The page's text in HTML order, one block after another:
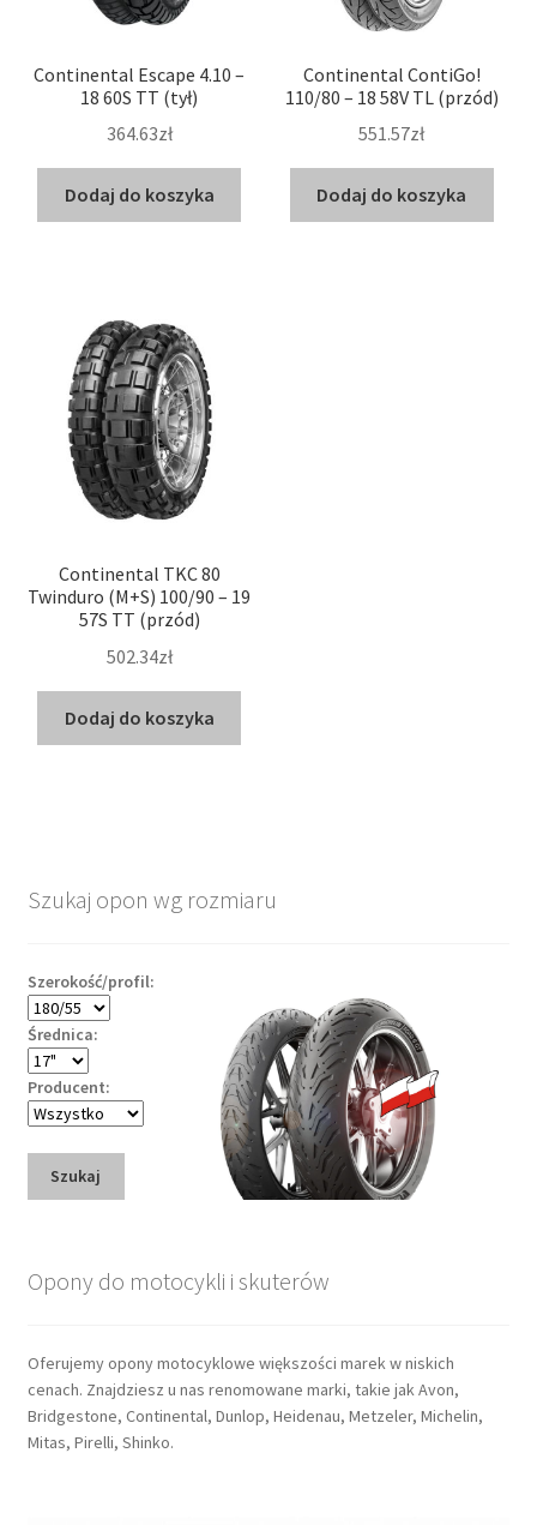
Continental Escape 4.10 –
18 60S TT (tył)
364.63zł
Dodaj do koszyka
Continental ContiGo!
110/80 – 18 58V TL (przód)
551.57zł
Dodaj do koszyka
Continental TKC 80
Twinduro (M+S) 100/90 – 19
57S TT (przód)
502.34zł
Dodaj do koszyka
Szukaj opon wg rozmiaru
Szerokość/profil:
Średnica:
Producent:
Szukaj
Opony do motocykli i skuterów
Oferujemy opony motocyklowe większości marek w niskich
cenach. Znajdziesz u nas renomowane marki, takie jak Avon,
Bridgestone, Continental, Dunlop, Heidenau, Metzeler, Michelin,
Mitas, Pirelli, Shinko.